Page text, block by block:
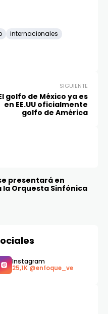
internacionales
SIGUIENTE
golfo de México ya es
en EE.UU oficialmente
golfo de América
presentará en
la Orquesta Sinfónica